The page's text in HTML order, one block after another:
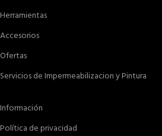
Herramientas
Accesorios
Ofertas
Servicios de Impermeabilizacion y Pintura
Información
Política de privacidad